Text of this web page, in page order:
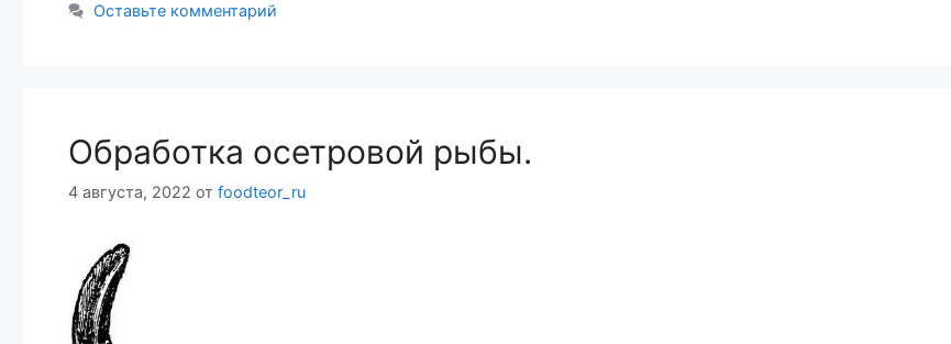
Оставьте комментарий
Обработка осетровой рыбы.
4 августа, 2022 от foodteor_ru